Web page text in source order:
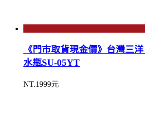
《門市取貨現金價》台灣三
水瓶SU-05YT
NT.1999元